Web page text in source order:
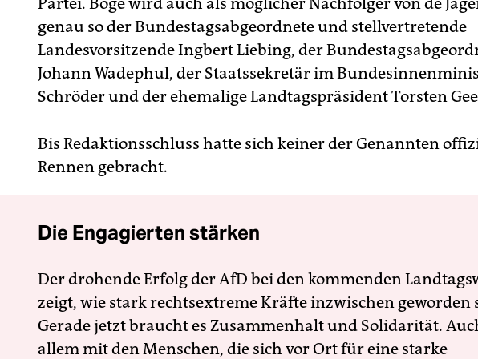
genau so der Bundestagsabgeordnete und stellvertretende
Landesvorsitzende Ingbert Liebing, der
Johann Wadephul, der Staatssekretär im
Schröder und der ehemalige Landtagspräsident Torsten
Bis Redaktionsschluss hatte sich keiner der Genannten
Rennen gebracht.
Die Engagierten stärken
Der drohende Erfolg der AfD bei den kommenden
zeigt, wie stark rechtsextreme Kräfte inzwischen geworden
Gerade jetzt braucht es Zusammenhalt und Solidarität.
allem mit den Menschen, die sich vor Ort für eine starke